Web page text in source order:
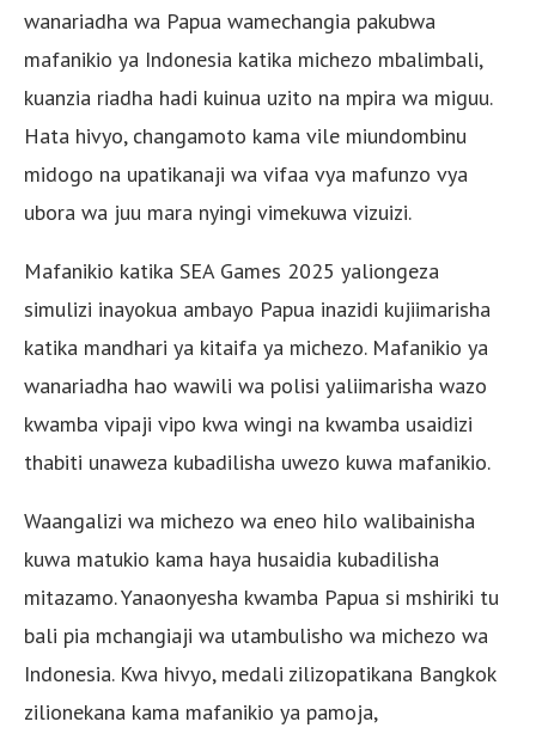
wanariadha wa Papua wamechangia pakubwa
mafanikio ya Indonesia katika michezo mbalimbali,
kuanzia riadha hadi kuinua uzito na mpira wa miguu.
Hata hivyo, changamoto kama vile miundombinu
midogo na upatikanaji wa vifaa vya mafunzo vya
ubora wa juu mara nyingi vimekuwa vizuizi.
Mafanikio katika SEA Games 2025 yaliongeza
simulizi inayokua ambayo Papua inazidi kujiimarisha
katika mandhari ya kitaifa ya michezo. Mafanikio ya
wanariadha hao wawili wa polisi yaliimarisha wazo
kwamba vipaji vipo kwa wingi na kwamba usaidizi
thabiti unaweza kubadilisha uwezo kuwa mafanikio.
Waangalizi wa michezo wa eneo hilo walibainisha
kuwa matukio kama haya husaidia kubadilisha
mitazamo. Yanaonyesha kwamba Papua si mshiriki tu
bali pia mchangiaji wa utambulisho wa michezo wa
Indonesia. Kwa hivyo, medali zilizopatikana Bangkok
zilionekana kama mafanikio ya pamoja,